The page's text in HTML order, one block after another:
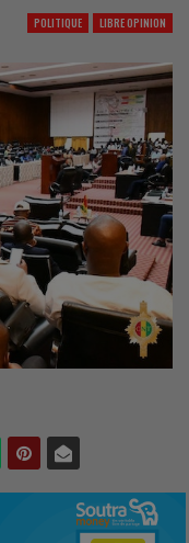
POLITIQUE LIBRE OPINION